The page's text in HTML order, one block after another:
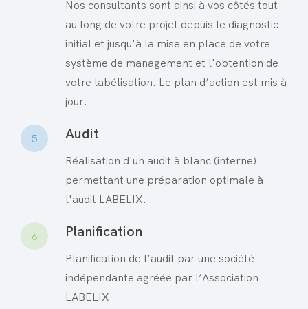
Nos consultants sont ainsi à vos côtés tout
au long de votre projet depuis le diagnostic
initial et jusqu'à la mise en place de votre
système de management et l'obtention de
votre labélisation. Le plan d’action est mis à
jour.
5 Audit
Réalisation d'un audit à blanc (interne)
permettant une préparation optimale à
l'audit LABELIX.
6 Planification
Planification de l’audit par une société
indépendante agréée par l’Association
LABELIX